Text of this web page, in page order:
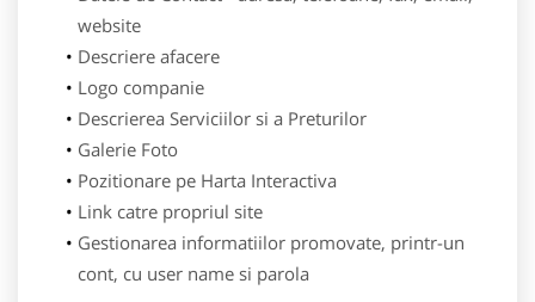
website
Descriere afacere
Logo companie
Descrierea Serviciilor si a Preturilor
Galerie Foto
Pozitionare pe Harta Interactiva
Link catre propriul site
Gestionarea informatiilor promovate, printr-un
cont, cu user name si parola